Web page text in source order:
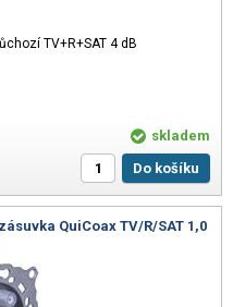
TV+R+SAT 4 dB
skladem
Do košíku
QuiCoax TV/R/SAT 1,0